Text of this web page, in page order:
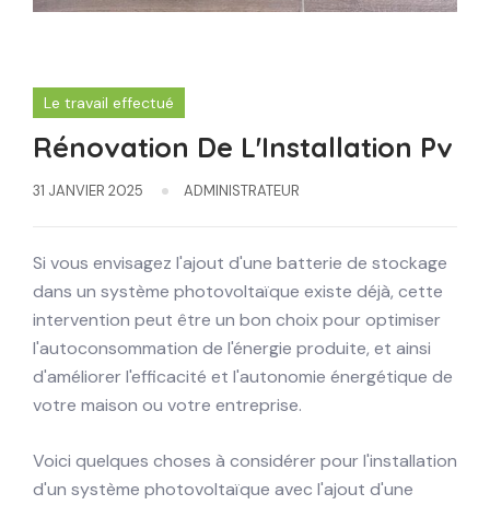
Le travail effectué
Rénovation De L'Installation Pv
31 JANVIER 2025 ADMINISTRATEUR
Si vous envisagez l'ajout d'une batterie de stockage
dans un système photovoltaïque existe déjà, cette
intervention peut être un bon choix pour optimiser
l'autoconsommation de l'énergie produite, et ainsi
d'améliorer l'efficacité et l'autonomie énergétique de
votre maison ou votre entreprise.
Voici quelques choses à considérer pour l'installation
d'un système photovoltaïque avec l'ajout d'une